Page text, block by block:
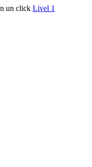
un click Livel 1